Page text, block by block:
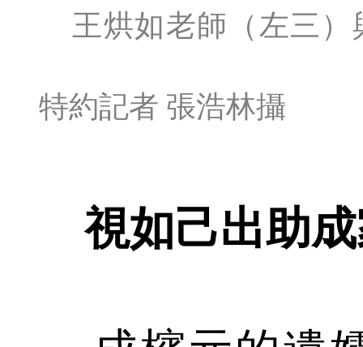
王烘如老師（左三）
特約記者 張浩林攝
視如己出助